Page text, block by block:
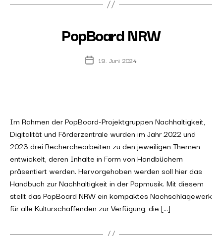
PopBoard NRW
Post19. Juni 2024
Im Rahmen der PopBoard-Projektgruppen Nachhaltigkeit,
Digitalität und Förderzentrale wurden im Jahr 2022 und
2023 drei Recherchearbeiten zu den jeweiligen Themen
entwickelt, deren Inhalte in Form von Handbüchern
präsentiert werden. Hervorgehoben werden soll hier das
Handbuch zur Nachhaltigkeit in der Popmusik. Mit diesem
stellt das PopBoard NRW ein kompaktes Nachschlagewerk
für alle Kulturschaffenden zur Verfügung, die […]